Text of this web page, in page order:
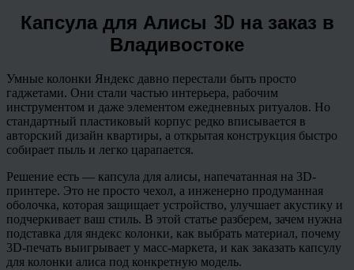
Капсула для Алисы 3D на заказ в
Владивостоке
Умные колонки Яндекс давно перестали быть просто
гаджетами. Они стали частью интерьера, рабочим
инструментом и даже элементом ежедневных ритуалов. Но
стандартный пластиковый корпус редко вписывается в
авторский дизайн квартиры, а открытая конструкция быстро
собирает пыль и легко царапается.
Решение есть — капсула для алисы, напечатанная на 3D-
принтере. Это не просто чехол, а инженерно продуманная
оболочка, которая защищает устройство, улучшает акустику и
подчеркивает ваш стиль. В этой статье разберем, зачем нужна
подставка для яндекс колонки, как выбрать материал, почему
3D-печать выигрывает у масс-маркета, и как заказать капсулу
для колонки алиса под конкретную модель.